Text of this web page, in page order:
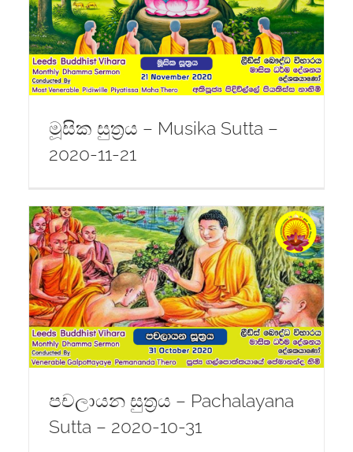
මූසික සුත්‍රය – Musika Sutta –
2020-11-21
පචලායන සුත්‍රය – Pachalayana
Sutta – 2020-10-31